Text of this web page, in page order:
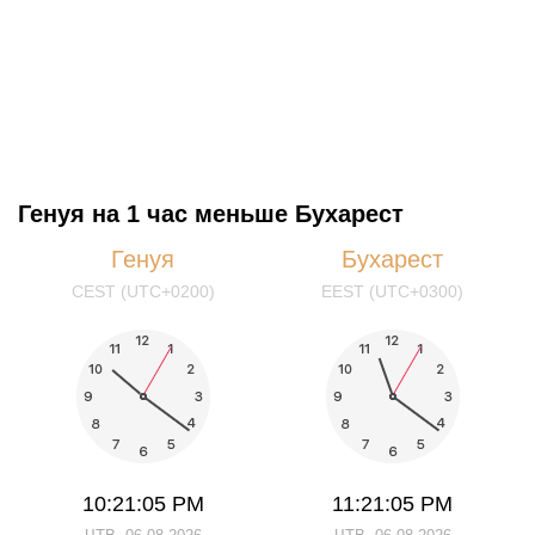
Генуя на 1 час меньше Бухарест
Генуя
CEST (UTC+0200)
10:21:05 PM
Бухарест
EEST (UTC+0300)
11:21:05 PM